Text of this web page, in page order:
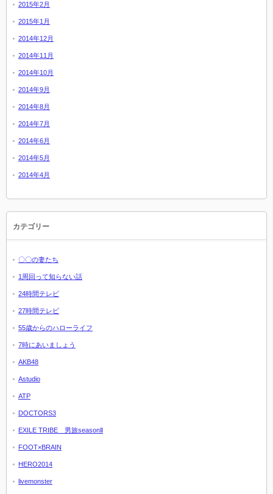
2015年2月
2015年1月
2014年12月
2014年11月
2014年10月
2014年9月
2014年8月
2014年7月
2014年6月
2014年5月
2014年4月
カテゴリー
〇〇の妻たち
1周回って知らない話
24時間テレビ
27時間テレビ
55歳からのハローライフ
7時にあいましょう
AKB48
Astudio
ATP
DOCTORS3
EXILE TRIBE 男旅seasonⅡ
FOOT×BRAIN
HERO2014
livemonster